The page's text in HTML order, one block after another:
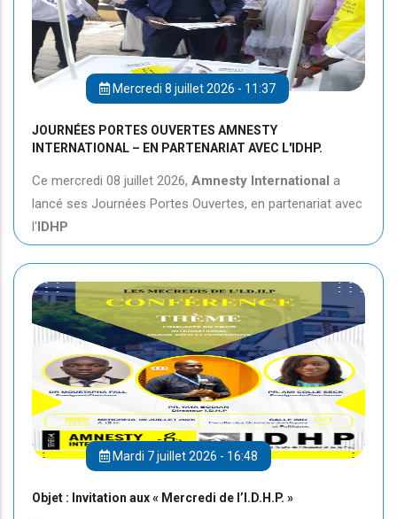
Mercredi 8 juillet 2026 - 11:37
JOURNÉES PORTES OUVERTES AMNESTY
INTERNATIONAL – EN PARTENARIAT AVEC L'IDHP.
Ce mercredi 08 juillet 2026, Amnesty International a
lancé ses Journées Portes Ouvertes, en partenariat avec
l'IDHP
Mardi 7 juillet 2026 - 16:48
Objet : Invitation aux « Mercredi de l’I.D.H.P. »